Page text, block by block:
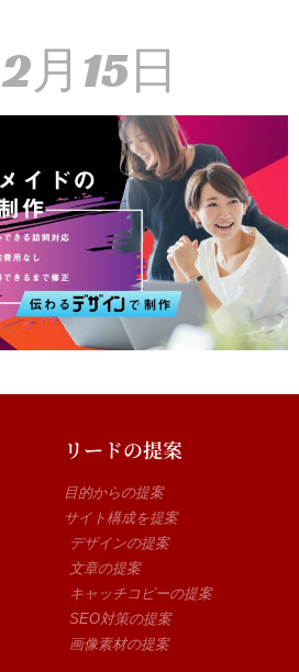
月15日
リードの提案
目的からの提案
サイト構成を提案
デザインの提案
文章の提案
キャッチコピーの提案
SEO対策の提案
画像素材の提案